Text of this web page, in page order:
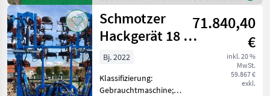
Pflege /
Schmotzer
Schmotzer
Hackgerät 18 x
50
71.840,40
€
inkl. 20 %
MwSt.
59.867 €
exkl.
Bj. 2022
Klassifizierung:
Gebrauchtmaschine;